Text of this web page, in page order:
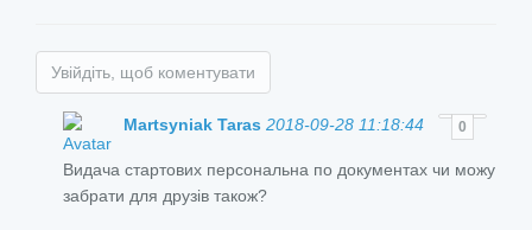
Увійдіть, щоб коментувати
Martsyniak Taras 2018-09-28 11:18:44 0
Видача стартових персональна по документах чи можу
забрати для друзів також?